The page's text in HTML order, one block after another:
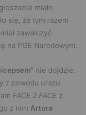
miało
się, że tym razem
miał zawalczyć
na PGE Narodowym.
nie dojdzie.
z powodu urazu
FACE 2 FACE z
z nim Artura